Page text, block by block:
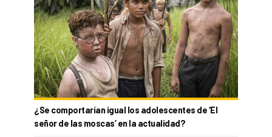
¿Se comportarían igual los adolescentes de ‘El
señor de las moscas’ en la actualidad?